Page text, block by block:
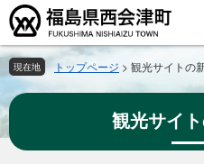
ペ
ー
ジ
の
頭
で
す。
メ
ニ
ュ
ー
飛
ば
し
現在地 トップページ > 観光サイトの
観光サイ